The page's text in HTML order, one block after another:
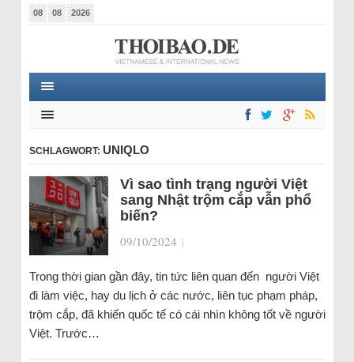
08 08 2026
SCHLAGWORT: UNIQLO
Vì sao tình trạng người Việt
sang Nhật trộm cắp vẫn phổ
biến?
09/10/2024 |
Trong thời gian gần đây, tin tức liên quan đến người Việt
đi làm việc, hay du lịch ở các nước, liên tục phạm pháp,
trộm cắp, đã khiến quốc tế có cái nhìn không tốt về người
Việt. Trước…